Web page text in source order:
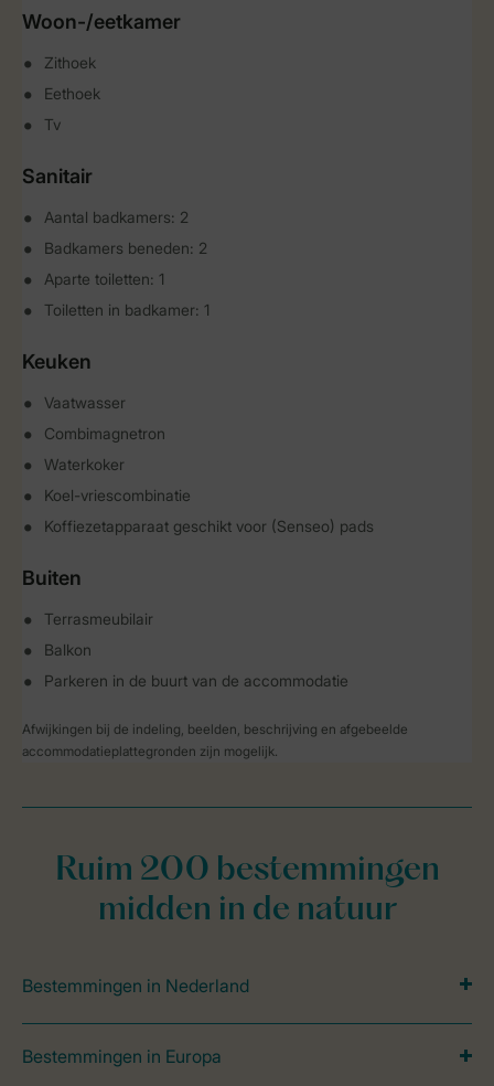
Woon-/eetkamer
Zithoek
Eethoek
Tv
Sanitair
Aantal badkamers: 2
Badkamers beneden: 2
Aparte toiletten: 1
Toiletten in badkamer: 1
Keuken
Vaatwasser
Combimagnetron
Waterkoker
Koel-vriescombinatie
Koffiezetapparaat geschikt voor (Senseo) pads
Buiten
Terrasmeubilair
Balkon
Parkeren in de buurt van de accommodatie
Afwijkingen bij de indeling, beelden, beschrijving en afgebeelde
accommodatieplattegronden zijn mogelijk.
Ruim 200 bestemmingen
midden in de natuur
Bestemmingen in Nederland
Bestemmingen in Europa